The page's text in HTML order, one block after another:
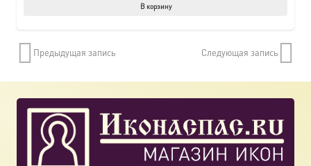
В корзину
Предыдущая запись Следующая запись